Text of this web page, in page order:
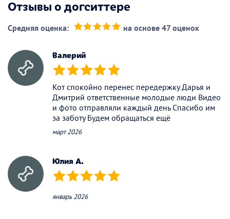
Отзывы о догситтере
Средняя оценка: на основе 47 оценок
Валерий
(*) (*) (*) (*) (*)
Кот спокойно перенес передержку Дарья и
Дмитрий ответственные молодые люди Видео
и фото отправляли каждый день Спасибо им
за заботу Будем обращаться ещё
март 2026
Юлия А.
(*) (*) (*) (*) (*)
январь 2026